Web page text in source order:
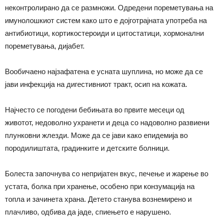
неконтролирано да се размножи. Одредени пореметувања на
имунолошкиот систем како што е дојготрајната употреба на
антибиотици, кортикостероиди и цитостатици, хормонални
пореметувања, дијабет.
Вообичаено најзафатена е усната шуплина, но може да се
јави инфекција на дигестивниот тракт, осип на кожата.
Најчесто се погодени бебињата во првите месеци од
животот, недоволно ухранети и деца со надоволно развиени
плунковни жлезди. Може да се јави како епидемија во
породилиштата, градинките и детските болници.
Болеста започнува со непријатен вкус, печење и жарење во
устата, болка при хранење, особено при конзумација на
топла и зачинета храна. Детето станува вознемирено и
плачливо, одбива да јаде, спиењето е нарушено.